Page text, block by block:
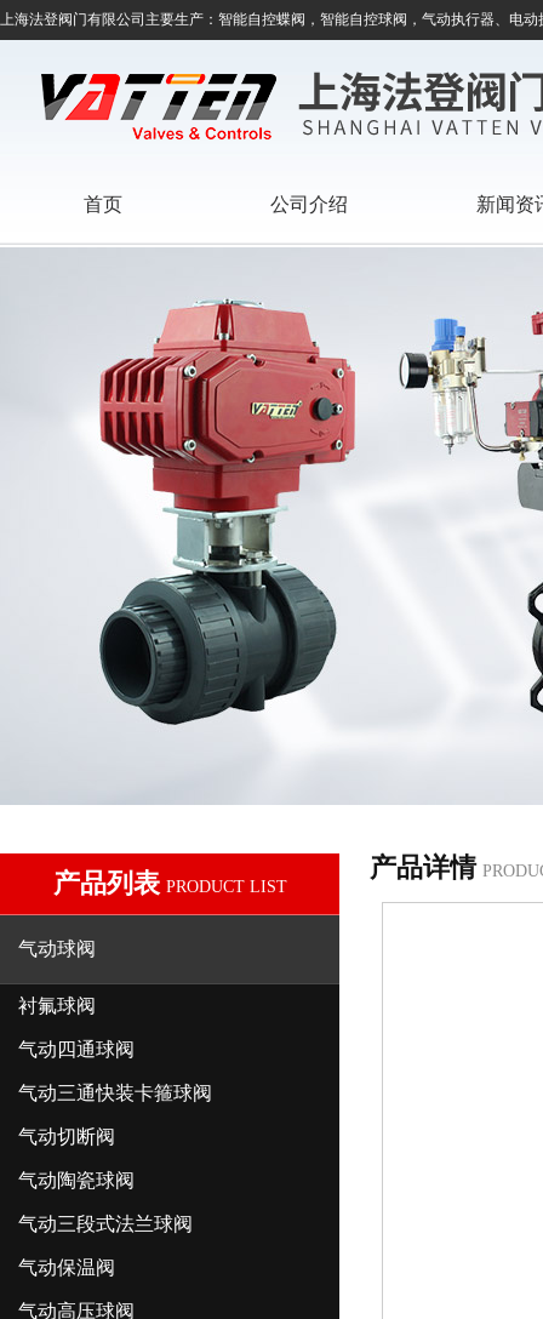
上海法登阀门有限公司主要生产：智能自控蝶阀，智能自控球阀，气动执行器、电
首页 公司介绍 新闻资
产品列表 PRODUCT LIST
气动球阀
衬氟球阀
气动四通球阀
气动三通快装卡箍球阀
气动切断阀
气动陶瓷球阀
气动三段式法兰球阀
气动保温阀
气动高压球阀
产品详情